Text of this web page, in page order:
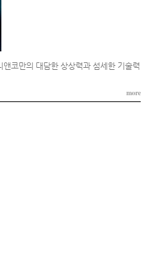
앤코만의 대담한 상상력과 섬세한 기술력
more